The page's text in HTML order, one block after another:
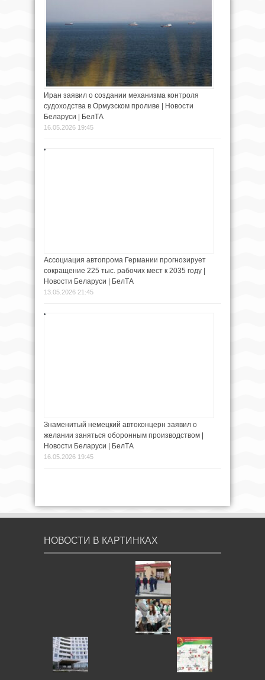
Иран заявил о создании механизма контроля
судоходства в Ормузском проливе | Новости
Беларуси | БелТА
16.05.2026 19:45
Ассоциация автопрома Германии прогнозирует
сокращение 225 тыс. рабочих мест к 2035 году |
Новости Беларуси | БелТА
13.05.2026 21:45
Знаменитый немецкий автоконцерн заявил о
желании заняться оборонным производством |
Новости Беларуси | БелТА
16.05.2026 19:45
НОВОСТИ В КАРТИНКАХ